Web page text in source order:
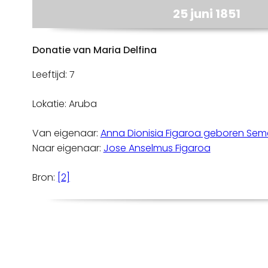
25 juni 1851
Donatie van Maria Delfina
Leeftijd: 7
Lokatie: Aruba
Van eigenaar: Anna Dionisia Figaroa geboren
Naar eigenaar: Jose Anselmus Figaroa
Bron: [2]